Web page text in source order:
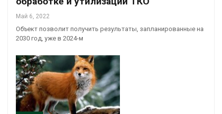
Май 6, 2022
Объект позволит получить результаты, запланированные на
2030 год, уже в 2024-м